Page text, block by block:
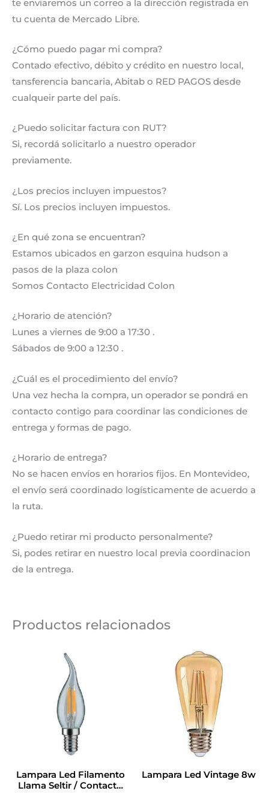
te enviaremos un correo a la dirección registrada en
tu cuenta de Mercado Libre.
¿Cómo puedo pagar mi compra?
Contado efectivo, débito y crédito en nuestro local,
tansferencia bancaria, Abitab o RED PAGOS desde
cualqueir parte del país.
¿Puedo solicitar factura con RUT?
Si, recordá solicitarlo a nuestro operador
previamente.
¿Los precios incluyen impuestos?
Sí. Los precios incluyen impuestos.
¿En qué zona se encuentran?
Estamos ubicados en garzon esquina hudson a
pasos de la plaza colon
Somos Contacto Electricidad Colon
¿Horario de atención?
Lunes a viernes de 9:00 a 17:30 .
Sábados de 9:00 a 12:30 .
¿Cuál es el procedimiento del envío?
Una vez hecha la compra, un operador se pondrá en
contacto contigo para coordinar las condiciones de
entrega y formas de pago.
¿Horario de entrega?
No se hacen envíos en horarios fijos. En Montevideo,
el envío será coordinado logísticamente de acuerdo a
la ruta.
¿Puedo retirar mi producto personalmente?
Si, podes retirar en nuestro local previa coordinacion
de la entrega.
Productos relacionados
Lampara Led Filamento
Llama Seltir / Contacto
Lampara Led Vintage 8w